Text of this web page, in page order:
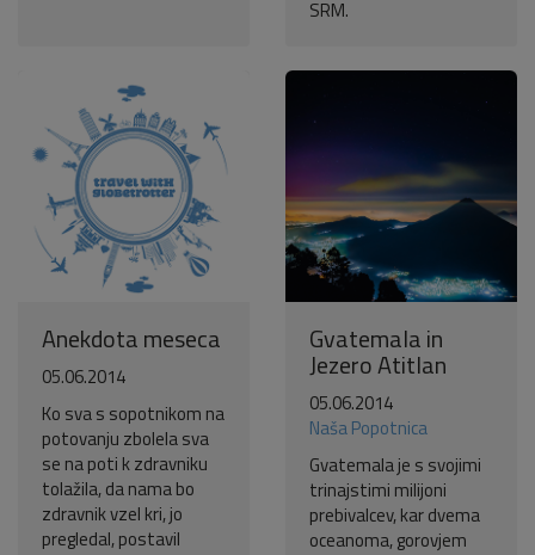
SRM.
Anekdota meseca
05.06.2014
Ko sva s sopotnikom na
potovanju zbolela sva
se na poti k zdravniku
tolažila, da nama bo
zdravnik vzel kri, jo
pregledal, postavil
Gvatemala in
Jezero Atitlan
05.06.2014
Naša Popotnica
Gvatemala je s svojimi
trinajstimi milijoni
prebivalcev, kar dvema
oceanoma, gorovjem